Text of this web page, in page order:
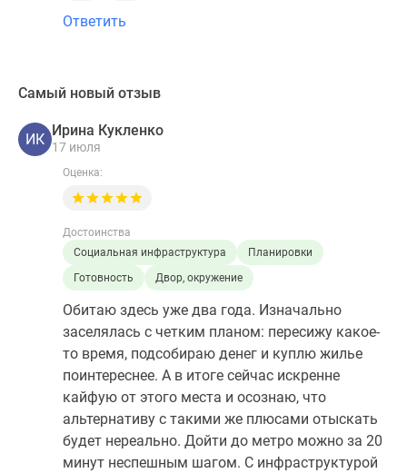
Ответить
Самый новый отзыв
ИК
Ирина Кукленко
17 июля
Оценка:
Достоинства
Социальная инфраструктура
Планировки
Готовность
Двор, окружение
Обитаю здесь уже два года. Изначально
заселялась с четким планом: пересижу какое-
то время, подсобираю денег и куплю жилье
поинтереснее. А в итоге сейчас искренне
кайфую от этого места и осознаю, что
альтернативу с такими же плюсами отыскать
будет нереально. Дойти до метро можно за 20
минут неспешным шагом. С инфраструктурой